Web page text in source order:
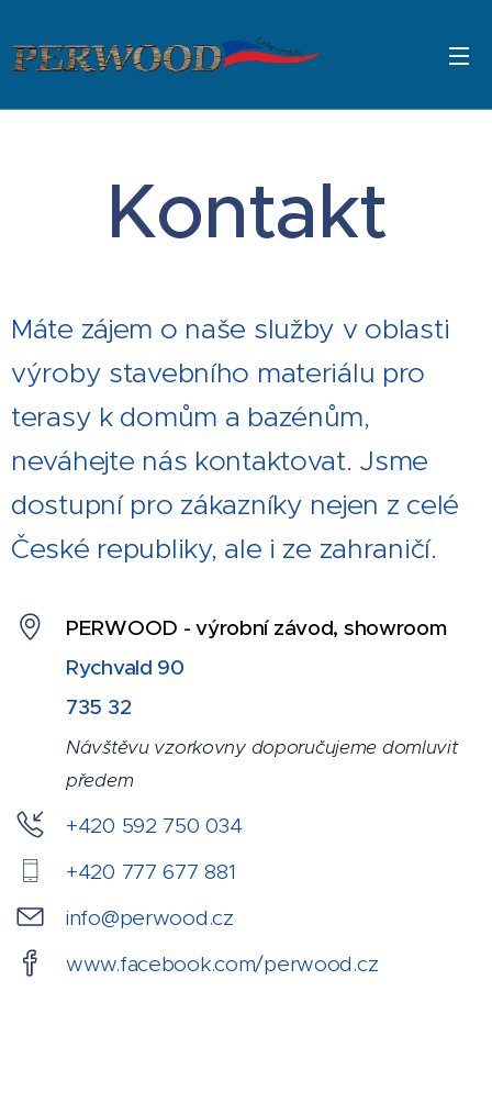
Kontakt
Máte zájem o naše služby v oblasti
výroby stavebního materiálu pro
terasy k domům a bazénům,
neváhejte nás kontaktovat. Jsme
dostupní pro zákazníky nejen z celé
České republiky, ale i ze zahraničí.
PERWOOD - výrobní závod, showroom
Rychvald 90
735 32
Návštěvu vzorkovny doporučujeme domluvit
předem
+420 592 750 034
+420 777 677 881
info@perwood.cz
www.facebook.com/perwood.cz